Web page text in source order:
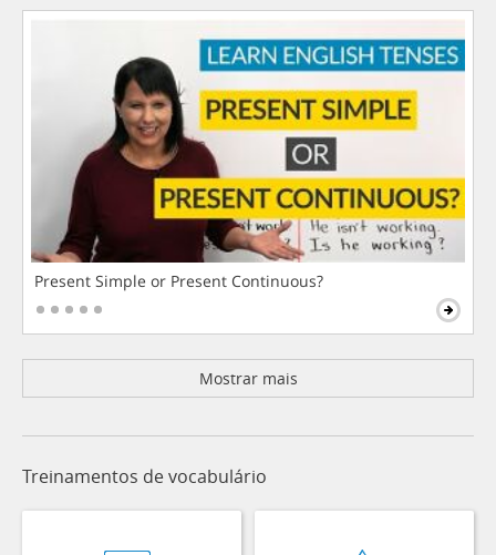
Present Simple or Present Continuous?
Mostrar mais
Treinamentos de vocabulário